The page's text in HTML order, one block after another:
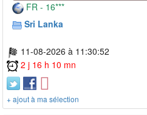
FR - 16***
Sri Lanka
11-08-2026 à 11:30:52
2 j 16 h 10 mn
+ ajout à ma sélection